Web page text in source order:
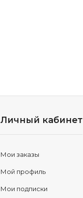
Личный кабинет
Мои заказы
Мой профиль
Мои подписки